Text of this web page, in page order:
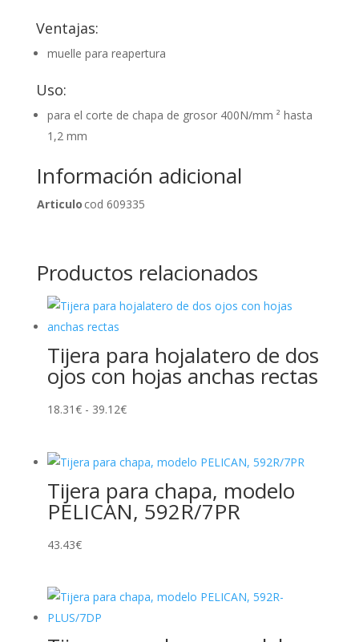
Ventajas:
muelle para reapertura
Uso:
para el corte de chapa de grosor 400N/mm ² hasta
1,2 mm
Información adicional
Articulo cod 609335
Productos relacionados
Tijera para hojalatero de dos
ojos con hojas anchas rectas
18.31€ - 39.12€Rango
desde
18.31€
hasta
Tijera para chapa, modelo
PELICAN, 592R/7PR
43.43€